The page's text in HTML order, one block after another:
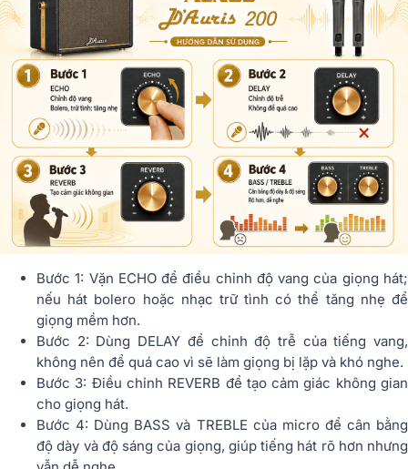
Bước 1: Vặn ECHO để điều chỉnh độ vang của giọng hát;
nếu hát bolero hoặc nhạc trữ tình có thể tăng nhẹ để
giọng mềm hơn.
Bước 2: Dùng DELAY để chỉnh độ trễ của tiếng vang,
không nên để quá cao vì sẽ làm giọng bị lặp và khó nghe.
Bước 3: Điều chỉnh REVERB để tạo cảm giác không gian
cho giọng hát.
Bước 4: Dùng BASS và TREBLE của micro để cân bằng
độ dày và độ sáng của giọng, giúp tiếng hát rõ hơn nhưng